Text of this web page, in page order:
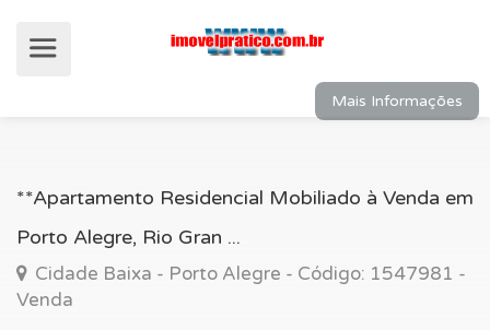
**Apartamento Residencial Mobiliado à Venda em
Porto Alegre, Rio Gran ...
Cidade Baixa - Porto Alegre - Código: 1547981 -
Venda
Mais Informações